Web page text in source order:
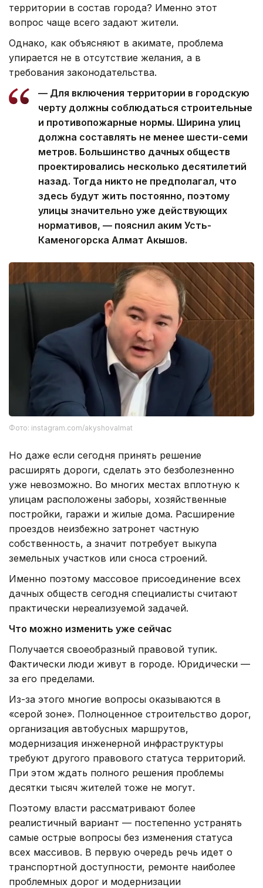
территории в состав города? Именно этот
вопрос чаще всего задают жители.
Однако, как объясняют в акимате, проблема
упирается не в отсутствие желания, а в
требования законодательства.
— Для включения территории в городскую
черту должны соблюдаться строительные
и противопожарные нормы. Ширина улиц
должна составлять не менее шести-семи
метров. Большинство дачных обществ
проектировались несколько десятилетий
назад. Тогда никто не предполагал, что
здесь будут жить постоянно, поэтому
улицы значительно уже действующих
нормативов, — пояснил аким Усть-
Каменогорска Алмат Акышов.
Фото: instagram.com/akyshovalmat
Но даже если сегодня принять решение
расширять дороги, сделать это безболезненно
уже невозможно. Во многих местах вплотную к
улицам расположены заборы, хозяйственные
постройки, гаражи и жилые дома. Расширение
проездов неизбежно затронет частную
собственность, а значит потребует выкупа
земельных участков или сноса строений.
Именно поэтому массовое присоединение всех
дачных обществ сегодня специалисты считают
практически нереализуемой задачей.
Что можно изменить уже сейчас
Получается своеобразный правовой тупик.
Фактически люди живут в городе. Юридически —
за его пределами.
Из-за этого многие вопросы оказываются в
«серой зоне». Полноценное строительство дорог,
организация автобусных маршрутов,
модернизация инженерной инфраструктуры
требуют другого правового статуса территорий.
При этом ждать полного решения проблемы
десятки тысяч жителей тоже не могут.
Поэтому власти рассматривают более
реалистичный вариант — постепенно устранять
самые острые вопросы без изменения статуса
всех массивов. В первую очередь речь идет о
транспортной доступности, ремонте наиболее
проблемных дорог и модернизации